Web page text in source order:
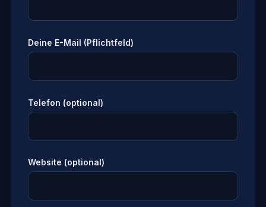
Deine E-Mail (Pflichtfeld)
Telefon (optional)
Website (optional)